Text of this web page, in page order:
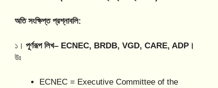
অতি সংক্ষিপ্ত প্রশ্নাবলি:
১। পূর্ণরূপ লিখ– ECNEC, BRDB, VGD, CARE, ADP।
উঃ
ECNEC = Executive Committee of the